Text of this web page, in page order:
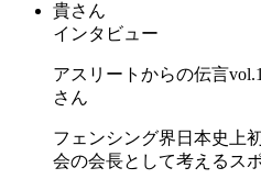
インタビュー
アスリートからの伝言
さん
フェンシング界日本史上
会の会長として考えるス